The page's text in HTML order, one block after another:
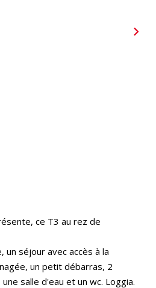
ce T3 au rez de
un séjour avec accès à la
un petit débarras, 2
salle d'eau et un wc. Loggia.